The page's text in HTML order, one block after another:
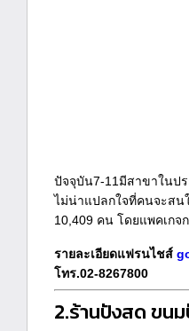
ปัจจุบัน7-11มีสาขาในป
ไม่น่าแปลกใจที่คนจะสน
10,409 คน โดยแพคเก
รายละเอียดแฟรนไชส์
โทร.02-8267800
2.ร้านปังสด ขน